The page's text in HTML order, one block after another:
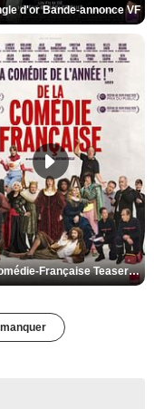
d'or Bande-annonce VF
De la Comédie-Française Teaser VF